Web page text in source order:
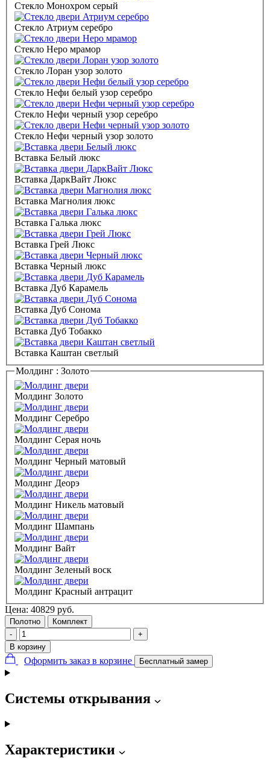
Стекло Монохром серый
Стекло Атриум серебро
Стекло Неро мрамор
Стекло Лоран узор золото
Стекло Нефи белый узор серебро
Стекло Нефи черный узор серебро
Стекло Нефи черный узор золото
Вставка Белый люкс
Вставка ДаркВайт Люкс
Вставка Магнолия люкс
Вставка Галька люкс
Вставка Грей Люкс
Вставка Черный люкс
Вставка Дуб Карамель
Вставка Дуб Сонома
Вставка Дуб Тобакко
Вставка Каштан светлый
Молдинг : Золото
Молдинг Золото
Молдинг Серебро
Молдинг Серая ночь
Молдинг Черный матовый
Молдинг Деорэ
Молдинг Никель матовый
Молдинг Шампань
Молдинг Вайт
Молдинг Зеленый воск
Молдинг Красный антрацит
Цена: 40829 руб.
Полотно
Комплект
-
+
В корзину
Оформить заказ в корзине Бесплатный замер
Системы открывания
Характеристики